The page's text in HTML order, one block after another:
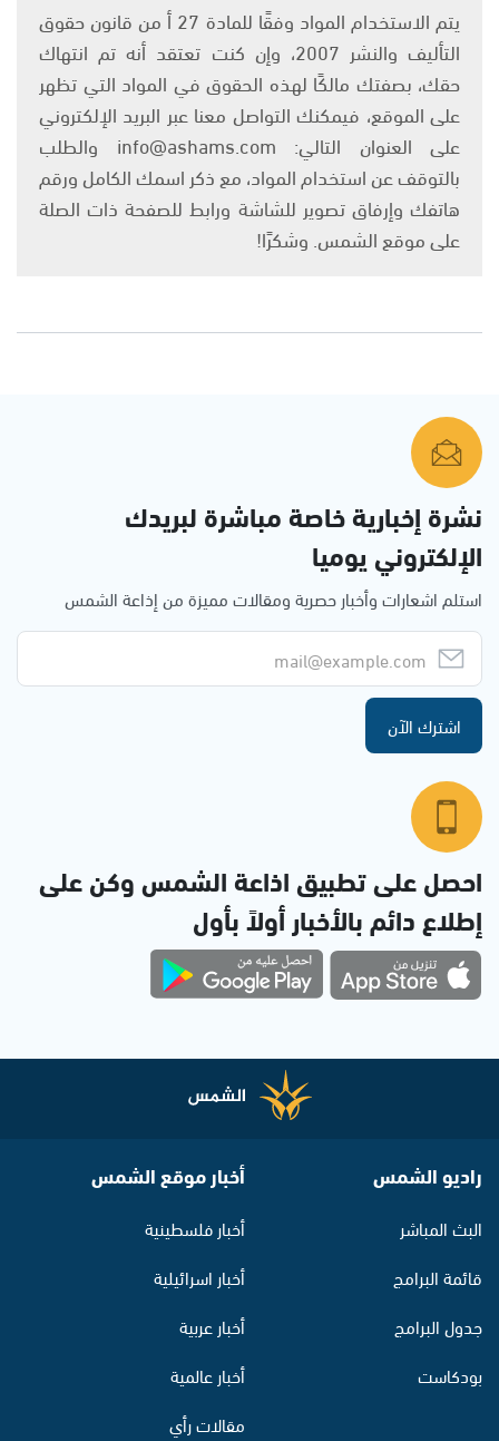
يتم الاستخدام المواد وفقًا للمادة 27 أ من قانون حقوق
التأليف والنشر 2007، وإن كنت تعتقد أنه تم انتهاك
حقك، بصفتك مالكًا لهذه الحقوق في المواد التي تظهر
على الموقع، فيمكنك التواصل معنا عبر البريد الإلكتروني
على العنوان التالي: info@ashams.com والطلب
بالتوقف عن استخدام المواد، مع ذكر اسمك الكامل ورقم
هاتفك وإرفاق تصوير للشاشة ورابط للصفحة ذات الصلة
على موقع الشمس. وشكرًا!
نشرة إخبارية خاصة مباشرة لبريدك
الإلكتروني يوميا
استلم اشعارات وأخبار حصرية ومقالات مميزة من إذاعة الشمس
اشترك الآن
احصل على تطبيق اذاعة الشمس وكن على
إطلاع دائم بالأخبار أولاً بأول
راديو الشمس
البث المباشر
قائمة البرامج
جدول البرامج
بودكاست
أخبار موقع الشمس
أخبار فلسطينية
أخبار اسرائيلية
أخبار عربية
أخبار عالمية
مقالات رأي